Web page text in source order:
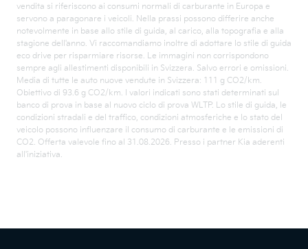
vendita si riferiscono ai consumi normali di carburante in Europa e
servono a paragonare i veicoli. Nella prassi possono differire anche
notevolmente in base allo stile di guida, al carico, alla topografia e alla
stagione dell'anno. Vi raccomandiamo inoltre di adottare lo stile di guida
eco drive per risparmiare risorse. Le immagini non corrispondono
sempre agli allestimenti disponibili in Svizzera. Salvo errori e omissioni.
Media di tutte le auto nuove vendute in Svizzera: 111 g CO2/km.
Obiettivo di 93.6 g CO2/km. I valori indicati sono stati determinati sul
banco di prova in base al nuovo ciclo di prova WLTP. Lo stile di guida, le
condizioni stradali e del traffico, condizioni atmosferiche e lo stato del
veicolo possono influenzare il consumo di carburante e le emissioni di
CO2. Offerta valevole fino al 31.08.2026. Presso i partner Kia aderenti
all'iniziativa.